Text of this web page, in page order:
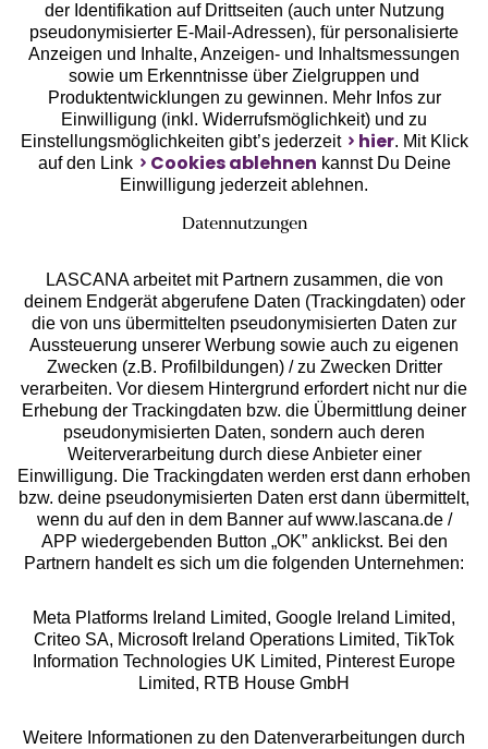
Unsere Apps
Services
Beratung
Über uns
Rechtliches
Alle Preise inkl. MwSt., zzgl.
Versandkosten
** Bonität vorausgesetzt, berechtigt zur Bonitätsprüfung
der Identifikation auf Drittseiten (auch unter Nutzung
pseudonymisierter E-Mail-Adressen), für personalisierte
Anzeigen und Inhalte, Anzeigen- und Inhaltsmessungen
sowie um Erkenntnisse über Zielgruppen und
Produktentwicklungen zu gewinnen. Mehr Infos zur
Einwilligung (inkl. Widerrufsmöglichkeit) und zu
Einstellungsmöglichkeiten gibt’s jederzeit
hier. Mit Klick
auf den Link
Cookies ablehnen kannst Du Deine
Einwilligung jederzeit ablehnen.
Datennutzungen
LASCANA arbeitet mit Partnern zusammen, die von
deinem Endgerät abgerufene Daten (Trackingdaten) oder
die von uns übermittelten pseudonymisierten Daten zur
Aussteuerung unserer Werbung sowie auch zu eigenen
Zwecken (z.B. Profilbildungen) / zu Zwecken Dritter
verarbeiten. Vor diesem Hintergrund erfordert nicht nur die
Erhebung der Trackingdaten bzw. die Übermittlung deiner
pseudonymisierten Daten, sondern auch deren
Weiterverarbeitung durch diese Anbieter einer
Einwilligung. Die Trackingdaten werden erst dann erhoben
bzw. deine pseudonymisierten Daten erst dann übermittelt,
wenn du auf den in dem Banner auf www.lascana.de /
APP wiedergebenden Button „OK” anklickst. Bei den
Partnern handelt es sich um die folgenden Unternehmen:
Meta Platforms Ireland Limited, Google Ireland Limited,
Criteo SA, Microsoft Ireland Operations Limited, TikTok
Information Technologies UK Limited, Pinterest Europe
Limited, RTB House GmbH
Weitere Informationen zu den Datenverarbeitungen durch